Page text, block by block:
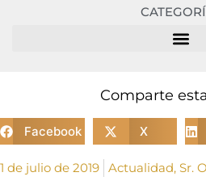
Comparte
Facebook X
1 de julio de 2019 Actualidad, Sr.